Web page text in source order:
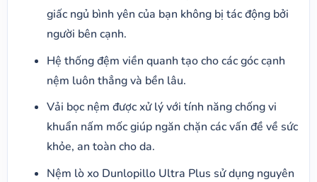
giấc ngủ bình yên của bạn không bị tác động bởi
người bên cạnh.
Hệ thống đệm viền quanh tạo cho các góc cạnh
nệm luôn thẳng và bền lâu.
Vải bọc nệm được xử lý với tính năng chống vi
khuẩn nấm mốc giúp ngăn chặn các vấn đề về sức
khỏe, an toàn cho da.
Nệm lò xo Dunlopillo Ultra Plus sử dụng nguyên